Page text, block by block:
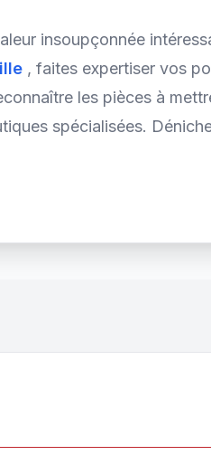
insoupçonnée
, faites expertiser vos
les pièces à
spécialisées.